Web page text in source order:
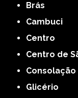
Brás
Cambuci
Centro
Centro de
Consolação
Glicério